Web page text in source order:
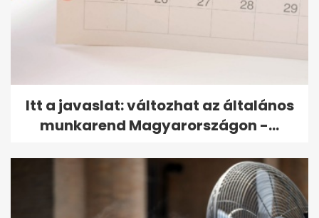
Itt a javaslat: változhat az általános
munkarend Magyarországon -...